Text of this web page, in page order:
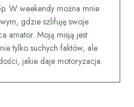
W weekendy można mnie
gdzie szlifuję swoje
amator. Moją misją jest
tylko suchych faktów, ale
jakie daje motoryzacja.